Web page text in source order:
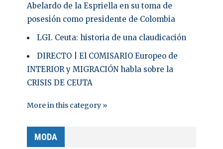
Abelardo de la Espriella en su toma de
posesión como presidente de Colombia
LGI. Ceuta: historia de una claudicación
DIRECTO | El COMISARIO Europeo de
INTERIOR y MIGRACIÓN habla sobre la
CRISIS DE CEUTA
More in this category »
MODA